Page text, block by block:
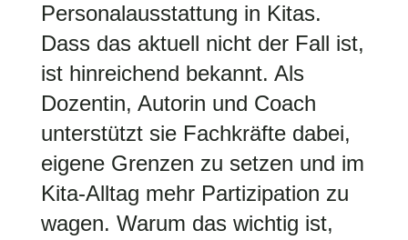
Personalausstattung in Kitas.
Dass das aktuell nicht der Fall ist,
ist hinreichend bekannt. Als
Dozentin, Autorin und Coach
unterstützt sie Fachkräfte dabei,
eigene Grenzen zu setzen und im
Kita-Alltag mehr Partizipation zu
wagen. Warum das wichtig ist,